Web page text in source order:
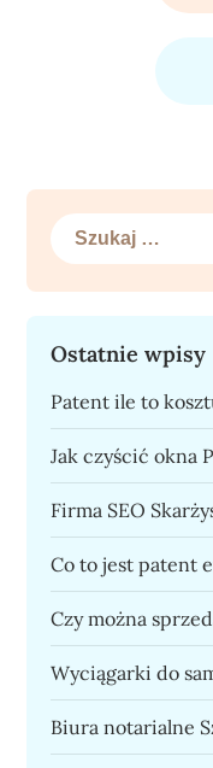
Szukaj:
Ostatnie wpisy
Patent ile to
Jak czyścić okna
Firma SEO
Co to jest patent
Czy można
Wyciągarki do
Biura notarialne